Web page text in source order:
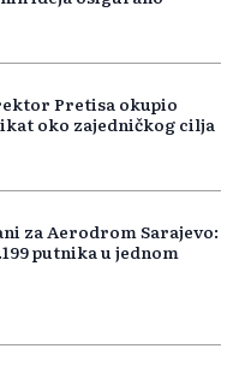
Pretisa okupio
oko zajedničkog cilja
za Aerodrom Sarajevo:
putnika u jednom